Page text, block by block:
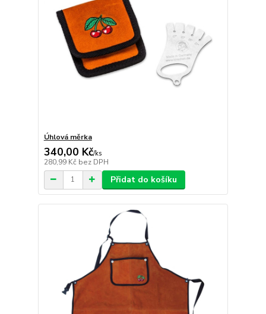
Úhlová měrka
340,00 Kč/ks
280,99 Kč bez DPH
Přidat do košíku